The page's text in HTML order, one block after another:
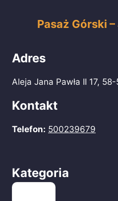
Pasaż Górski
Adres
Aleja Jana Pawła II 17,
Kontakt
Telefon: 500239679
Kategoria